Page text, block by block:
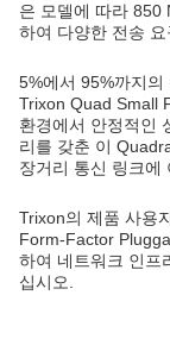
은 모델에 따라 850
하여 다양한 전송
5%에서 95%까지의
Trixon Quad Small
환경에서 안정적인
리를 갖춘 이
장거리 통신 링크에
Trixon의 제품 사용
Form-Factor
하여 네트워크 인프
십시오.